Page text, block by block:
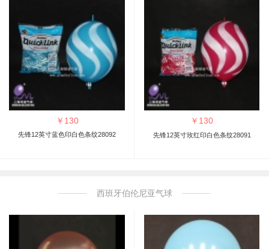
￥ 130
先锋12英寸蓝色印白色条纹28092
￥ 130
先锋12英寸玫红印白色条纹28091
西班牙伯伦尼亚气球